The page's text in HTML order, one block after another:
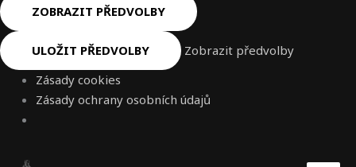
ZOBRAZIT PŘEDVOLBY
ULOŽIT PŘEDVOLBY
Zobrazit předvolby
Zásady cookies
Zásady ochrany osobních údajů
Vyhledat